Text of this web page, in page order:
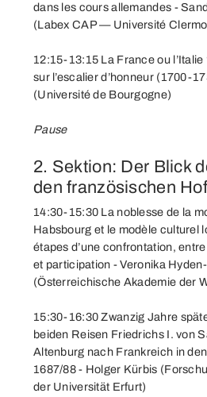
dans les cours allemandes -
(Labex CAP — Université
12:15-13:15 La France ou
sur l’escalier d’honneur (1700-
(Université de Bourgogne)
Pause
2. Sektion: Der Blick
den französischen Hof
14:30-15:30 La noblesse de la
Habsbourg et le modèle culturel
étapes d’une confrontation,
et participation - Veronika
(Österreichische Akademie der
15:30-16:30 Zwanzig Jahre
beiden Reisen Friedrichs I. von
Altenburg nach Frankreich in
1687/88 - Holger Kürbis
der Universität Erfurt)